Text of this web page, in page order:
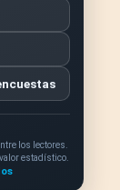
los lectores.
estadístico.